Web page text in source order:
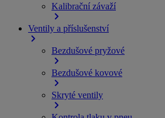
Kalibrační závaží
Ventily a příslušenství
Bezdušové pryžové
Bezdušové kovové
Skryté ventily